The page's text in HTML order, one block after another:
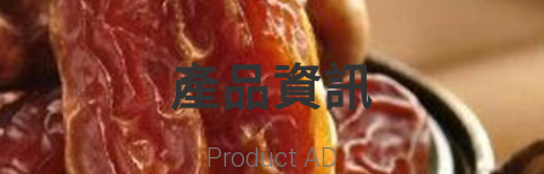
產品資訊
Product AD